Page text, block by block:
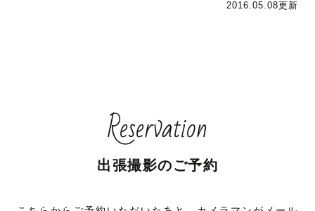
2016.05.08更新
Reservation
出張撮影のご予約